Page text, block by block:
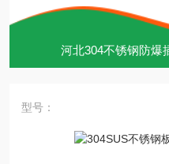
河北304不锈钢防爆
型号：